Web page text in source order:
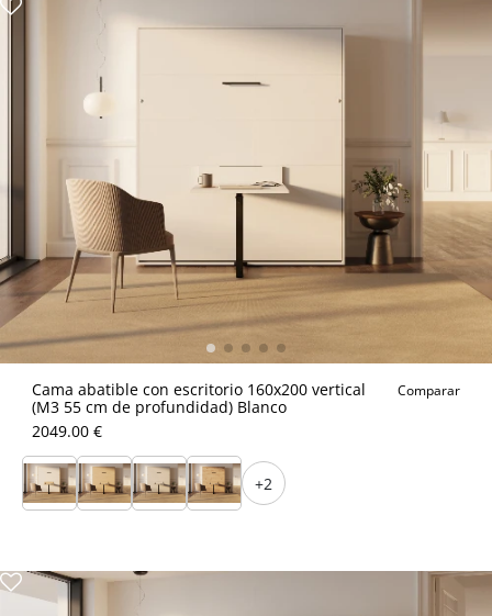
Cama abatible con escritorio 160x200 vertical
(M3 55 cm de profundidad) Blanco
Comparar
2049.00 €
+2